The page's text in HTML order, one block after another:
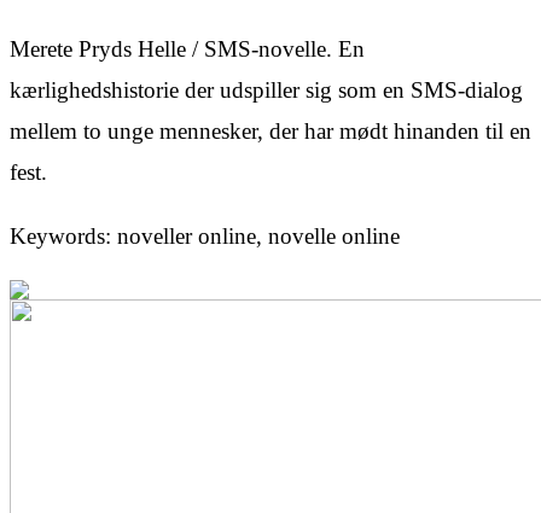
Merete Pryds Helle / SMS-novelle. En
kærlighedshistorie der udspiller sig som en SMS-dialog
mellem to unge mennesker, der har mødt hinanden til en
fest.
Keywords: noveller online, novelle online